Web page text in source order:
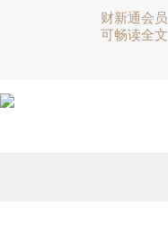
财新通会员
可畅读全文